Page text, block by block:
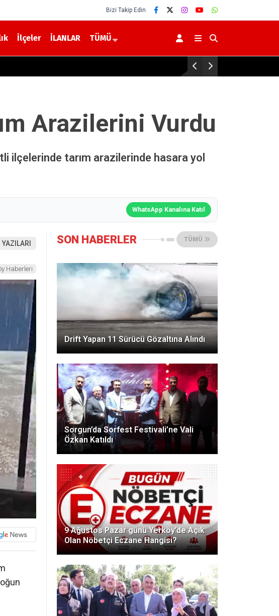
Bizi Takip Edin
İlçeler İLANLAR TÜMÜ
Sorgun’da Sorfest Festivali’ne Vali Özkan
Arazilerini Vurdu
ilçelerinde tarım arazilerinde hasara yol
WhatsApp Kanalına Katıl
YAZILARI
Haberleri
SON HABERLER TÜMÜ
Drift Yapan 11 Sürücü Gözaltına Alındı
Sorgun’da Sorfest Festivali’ne Vali
Özkan Katıldı
9 Ağustos Pazar günü Yerköy’de Açık
Olan Nöbetçi Eczane Hangisi?